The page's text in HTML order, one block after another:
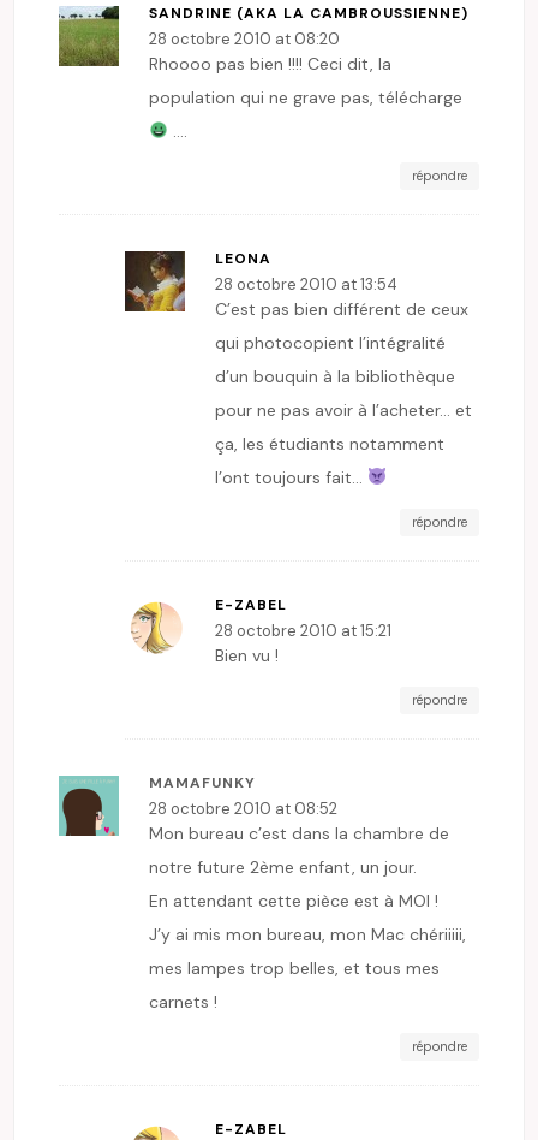
SANDRINE (AKA LA CAMBROUSSIENNE)
28 octobre 2010 at 08:20
Rhoooo pas bien !!!! Ceci dit, la
population qui ne grave pas, télécharge
….
répondre
LEONA
28 octobre 2010 at 13:54
C’est pas bien différent de ceux
qui photocopient l’intégralité
d’un bouquin à la bibliothèque
pour ne pas avoir à l’acheter… et
ça, les étudiants notamment
l’ont toujours fait…
répondre
E-ZABEL
28 octobre 2010 at 15:21
Bien vu !
répondre
MAMAFUNKY
28 octobre 2010 at 08:52
Mon bureau c’est dans la chambre de
notre future 2ème enfant, un jour.
En attendant cette pièce est à MOI !
J’y ai mis mon bureau, mon Mac chériiiii,
mes lampes trop belles, et tous mes
carnets !
répondre
E-ZABEL